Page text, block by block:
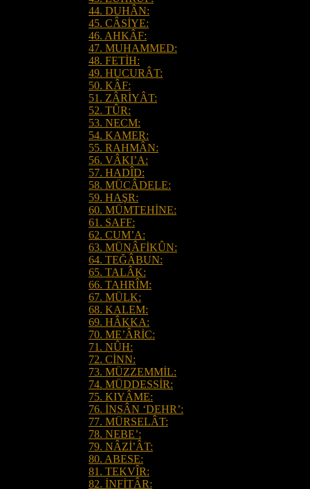
44. DUHÂN:
45. CÂSİYE:
46. AHKÂF:
47. MUHAMMED:
48. FETİH:
49. HUCURÂT:
50. KÂF:
51. ZÂRİYÂT:
52. TÛR:
53. NECM:
54. KAMER:
55. RAHMÂN:
56. VÂKI’A:
57. HADÎD:
58. MÜCÂDELE:
59. HAŞR:
60. MÜMTEHİNE:
61. SAFF:
62. CUM’A:
63. MÜNÂFİKÛN:
64. TEĞÂBUN:
65. TALÂK:
66. TAHRÎM:
67. MÜLK:
68. KALEM:
69. HÂKKA:
70. ME’ÂRİC:
71. NÛH:
72. CİNN:
73. MÜZZEMMİL:
74. MÜDDESSİR:
75. KIYÂME:
76. İNSÂN ‘DEHR’:
77. MÜRSELÂT:
78. NEBE’:
79. NÂZİ’ÂT:
80. ABESE:
81. TEKVÎR:
82. İNFİTÂR: